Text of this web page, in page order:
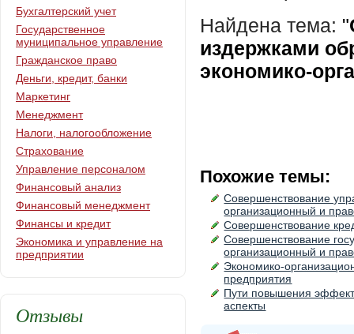
Найдена тема: "
издержками
экономико-
Похожие темы:
Совершенствование
организационный и
Совершенствование
Совершенствование
организационный и
Экономико-
предприятия
Пути повышения
аспекты
Бухгалтерский учет
Государственное
муниципальное управление
Гражданское право
Деньги, кредит, банки
Маркетинг
Менеджмент
Налоги, налогообложение
Страхование
Управление персоналом
Финансовый анализ
Финансовый менеджмент
Финансы и кредит
Экономика и управление на
предприятии
Отзывы